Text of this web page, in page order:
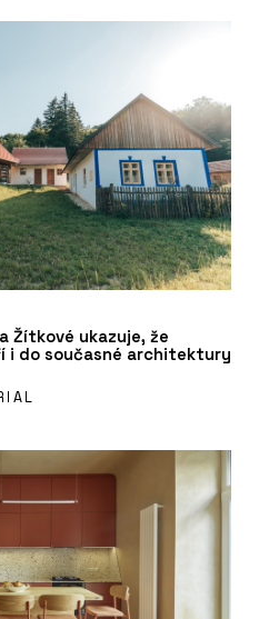
Žítkové ukazuje, že
i do současné architektury